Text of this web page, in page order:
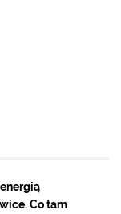
Co tam